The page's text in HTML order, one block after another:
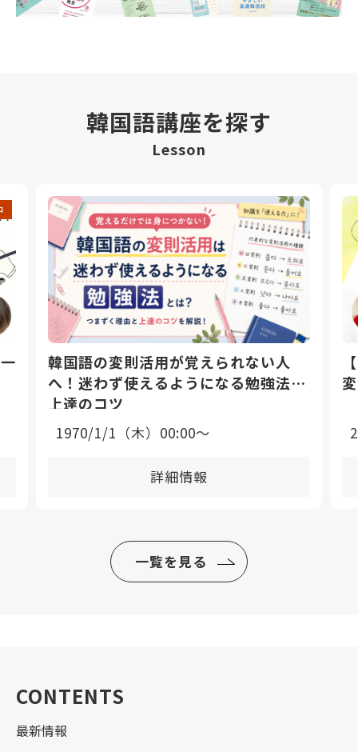
韓国語講座を探す
Lesson
韓国語の変則活用が覚えられない人
へ！迷わず使えるようになる勉強法と
上達のコツ
1970/1/1（木）00:00〜
詳細情報
一覧を見る
CONTENTS
最新情報